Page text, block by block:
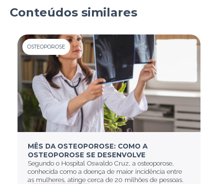
Conteúdos similares
OSTEOPOROSE
MÊS DA OSTEOPOROSE: COMO A
OSTEOPOROSE SE DESENVOLVE
Segundo o Hospital Oswaldo Cruz, a osteoporose,
conhecida como a doença de maior incidência entre
as mulheres, atinge cerca de 20 milhões de pessoas.